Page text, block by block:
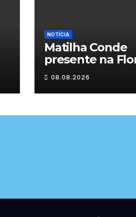
NOTÍCIA
Matilha Conde
presente na
Rural
08.08.2026